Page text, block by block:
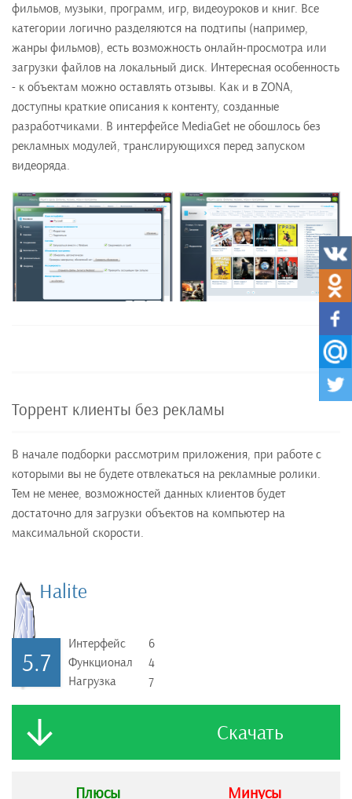
фильмов, музыки, программ, игр, видеоуроков и книг. Все
категории логично разделяются на подтипы (например,
жанры фильмов), есть возможность онлайн-просмотра или
загрузки файлов на локальный диск. Интересная особенность
- к объектам можно оставлять отзывы. Как и в ZONA,
доступны краткие описания к контенту, созданные
разработчиками. В интерфейсе MediaGet не обошлось без
рекламных модулей, транслирующихся перед запуском
видеоряда.
Торрент клиенты без рекламы
В начале подборки рассмотрим приложения, при работе с
которыми вы не будете отвлекаться на рекламные ролики.
Тем не менее, возможностей данных клиентов будет
достаточно для загрузки объектов на компьютер на
максимальной скорости.
Halite
5.7
Интерфейс
Функционал
Нагрузка
6
4
7
Скачать
Плюсы Минусы